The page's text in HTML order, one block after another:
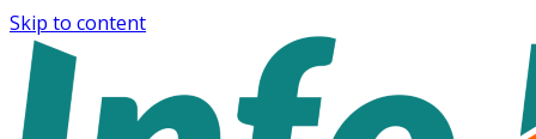
Skip to content